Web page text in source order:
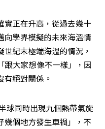
實正在升高，從過去幾十
向學界模擬的未來海溫情
紀末極端海溫的情況，
跟大家想像不一樣」，因
絕對關係。
球同時出現九個熱帶氣旋
幾個地方發生車禍」，不